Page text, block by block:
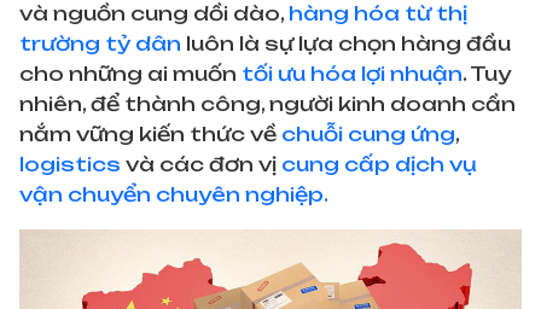
và nguồn cung dồi dào, hàng hóa từ thị
trường tỷ dân luôn là sự lựa chọn hàng đầu
cho những ai muốn tối ưu hóa lợi nhuận. Tuy
nhiên, để thành công, người kinh doanh cần
nắm vững kiến thức về chuỗi cung ứng,
logistics và các đơn vị cung cấp dịch vụ
vận chuyển chuyên nghiệp.